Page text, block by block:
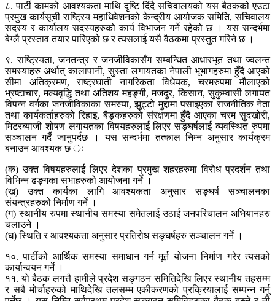
८. पार्टी कामको आवश्यकता माथि दृष्टि दिंदै सचिवालयको यस बैठकको एउटा
प्रमुख कार्यसूची राष्ट्रिय महाधिवेशनको केन्द्रीय आयोजक समिति, सचिवालय
सदस्य र कार्यालय सदस्यहरुको कार्य विभाजन गर्ने रहेको छ । यस सन्दर्भमा
बेग्लै प्रस्ताव तयार पारिएको छ र त्यसलाई यसै वैठकमा प्रस्तुत गरिने छ ।
९. राष्ट्रियता, जनतन्त्र र जनजीविकासँग सम्बन्धित आधारभूत तथा ज्वलन्त
समस्याहरु अर्थात् कालापानी, सुस्ता लगायतका नेपाली भूभागहरुमा हुँदै आएको
सीमा अतिक्रमण, राष्ट्रघाती नागरिकता विधेयक, चरमरुपमा मौलाएको
भ्रष्टाचार, मल्यवृद्धि तथा अतिशय महङ्गी, मजदुर, किसान, सुकुम्वासी लगायत
विपन्न वर्गका जनजीविकाका समस्या, झुट्टो मुद्दामा पसाइएका राजनीतिक नेता
तथा कार्यकर्ताहरुको रिहाइ, बैङ्कहरुको संरक्षणमा हुँदै आएका चरम सुदखोरी,
मिटरब्याजी शोषण लगायतका विषयहरुलाई लिएर सङ्घर्षलाई व्यवस्थित रुपमा
सञ्चालन गर्दै जानुपर्दछ । यस सन्दर्भमा तत्काल निम्न अनुसार कार्यक्रम
बनाउन आवश्यक छ ः
(क) उक्त विषयहरुलाई लिएर देशका प्रमुख शहरहरुमा विरोध प्रदर्शन तथा
विभिन्न ढङ्गका सभाहरुको आयोजना गर्ने ।
(ख) उक्त कार्यका लागि आवश्यकता अनुसार सङ्घर्ष सञ्चालनका
संयन्त्रहरुको निर्माण गर्ने ।
(ग) स्थानीय रुपमा स्थानीय समस्या समेतलाई उठाई जनपरिचालन अभियानहरु
चलाउने ।
(घ) स्थिति र आवश्यकता अनुसार प्रतिरोध सङ्घर्षहरु सञ्चालन गर्ने ।
१०. पार्टीको आर्थिक समस्या समाधान गर्न मूर्त योजना निर्माण गरेर त्यसको
कार्यान्वयन गर्ने ।
११. यो बैठक लगत्तै हामीले प्रदेश सङ्गठन समितिदेखि लिएर स्थानीय तहसम्म
र सबै मोर्चाहरुको माथिदेखि तलसम्म एकीकरणको प्रक्रियालाई सम्पन्न गर्नु